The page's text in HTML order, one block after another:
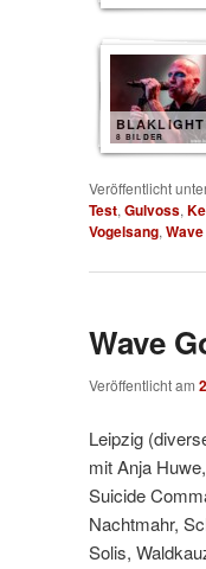
BLAKLIGHT
8 BILDER
Veröffentlicht
Test, Gulvoss,
Vogelsang,
Wave
Veröffentlicht am
Leipzig
mit Anja
Suicide
Nachtmahr,
Solis,